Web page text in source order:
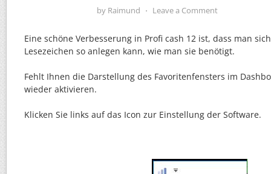
by Raimund ⋅ Leave a Comment
Eine schöne Verbesserung in Profi cash 12 ist, dass man
Lesezeichen so anlegen kann, wie man sie benötigt.
Fehlt Ihnen die Darstellung des Favoritenfensters im
wieder aktivieren.
Klicken Sie links auf das Icon zur Einstellung der Software.